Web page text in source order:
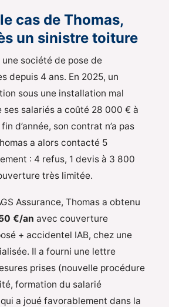
cas de Thomas,
un sinistre toiture
société de pose de
depuis 4 ans. En 2025, un
sous une installation mal
ses salariés a coûté 28 000 € à
d’année, son contrat n’a pas
a alors contacté 5
: 4 refus, 1 devis à 3 800
très limitée.
Assurance, Thomas a obtenu
€/an avec couverture
+ accidentel IAB, chez une
Il a fourni une lettre
prises (nouvelle procédure
formation du salarié
a joué favorablement dans la